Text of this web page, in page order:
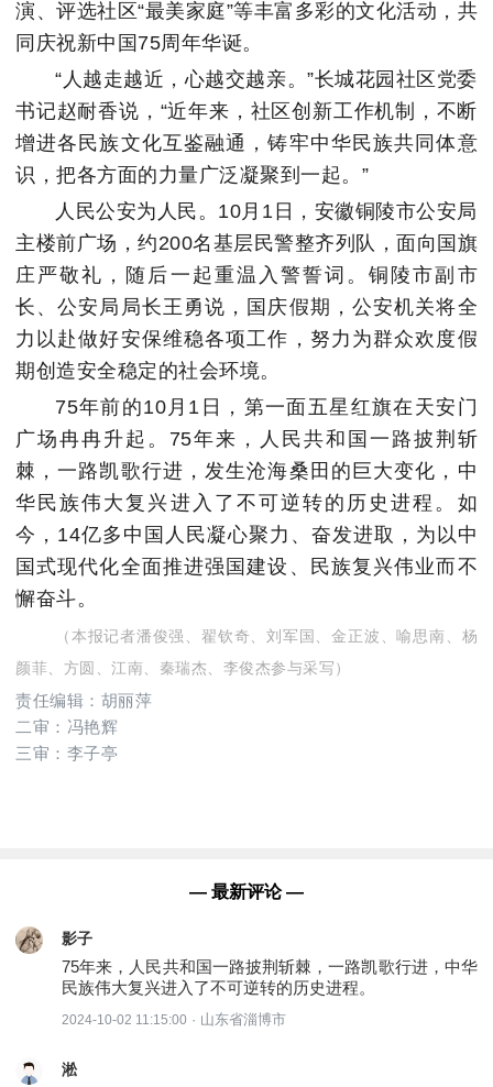
演、评选社区“最美家庭”等丰富多彩的文化活动，共
同庆祝新中国75周年华诞。
“人越走越近，心越交越亲。”长城花园社区党委
书记赵耐香说，“近年来，社区创新工作机制，不断
增进各民族文化互鉴融通，铸牢中华民族共同体意
识，把各方面的力量广泛凝聚到一起。”
人民公安为人民。10月1日，安徽铜陵市公安局
主楼前广场，约200名基层民警整齐列队，面向国旗
庄严敬礼，随后一起重温入警誓词。铜陵市副市
长、公安局局长王勇说，国庆假期，公安机关将全
力以赴做好安保维稳各项工作，努力为群众欢度假
期创造安全稳定的社会环境。
75年前的10月1日，第一面五星红旗在天安门
广场冉冉升起。75年来，人民共和国一路披荆斩
棘，一路凯歌行进，发生沧海桑田的巨大变化，中
华民族伟大复兴进入了不可逆转的历史进程。如
今，14亿多中国人民凝心聚力、奋发进取，为以中
国式现代化全面推进强国建设、民族复兴伟业而不
懈奋斗。
（本报记者潘俊强、翟钦奇、刘军国、金正波、喻思南、杨
颜菲、方圆、江南、秦瑞杰、李俊杰参与采写）
责任编辑：胡丽萍
二审：冯艳辉
三审：李子亭
— 最新评论 —
影子
75年来，人民共和国一路披荆斩棘，一路凯歌行进，中华
民族伟大复兴进入了不可逆转的历史进程。
2024-10-02 11:15:00 · 山东省淄博市
淞